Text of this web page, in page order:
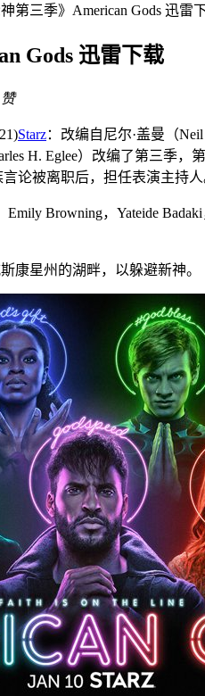
第三季》American Gods 迅雷
Gods 迅雷下载
Starz：改编自尼尔·盖曼（
H. Eglee）改编了第三季
论被离职后，担任表演主持
Browning，Yateide
康星州的湖畔，以躲避新神。